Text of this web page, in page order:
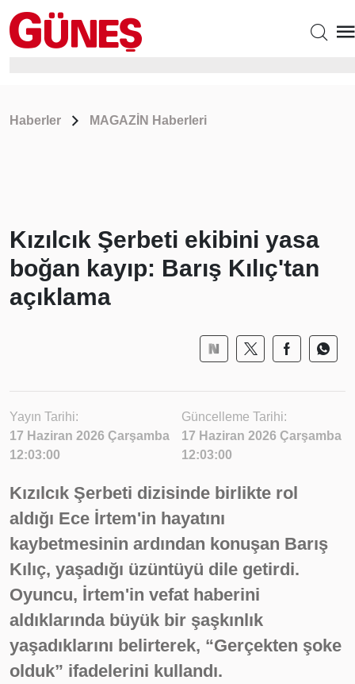
Haberler MAGAZİN Haberleri
Kızılcık Şerbeti ekibini yasa
boğan kayıp: Barış Kılıç'tan
açıklama
Yayın Tarihi:
17 Haziran 2026 Çarşamba
12:03:00
Güncelleme Tarihi:
17 Haziran 2026 Çarşamba
12:03:00
Kızılcık Şerbeti dizisinde birlikte rol
aldığı Ece İrtem'in hayatını
kaybetmesinin ardından konuşan Barış
Kılıç, yaşadığı üzüntüyü dile getirdi.
Oyuncu, İrtem'in vefat haberini
aldıklarında büyük bir şaşkınlık
yaşadıklarını belirterek, “Gerçekten şoke
olduk” ifadelerini kullandı.